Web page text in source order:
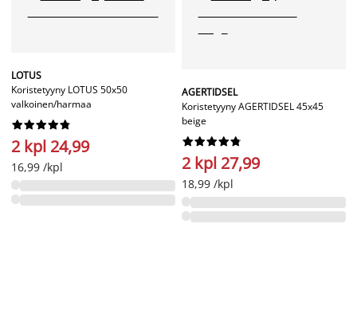
LOTUS
Koristetyyny LOTUS 50x50
valkoinen/harmaa






2 kpl 24,99
16,99 /kpl
AGERTIDSEL
Koristetyyny AGERTIDSEL 45x45
beige






2 kpl 27,99
18,99 /kpl